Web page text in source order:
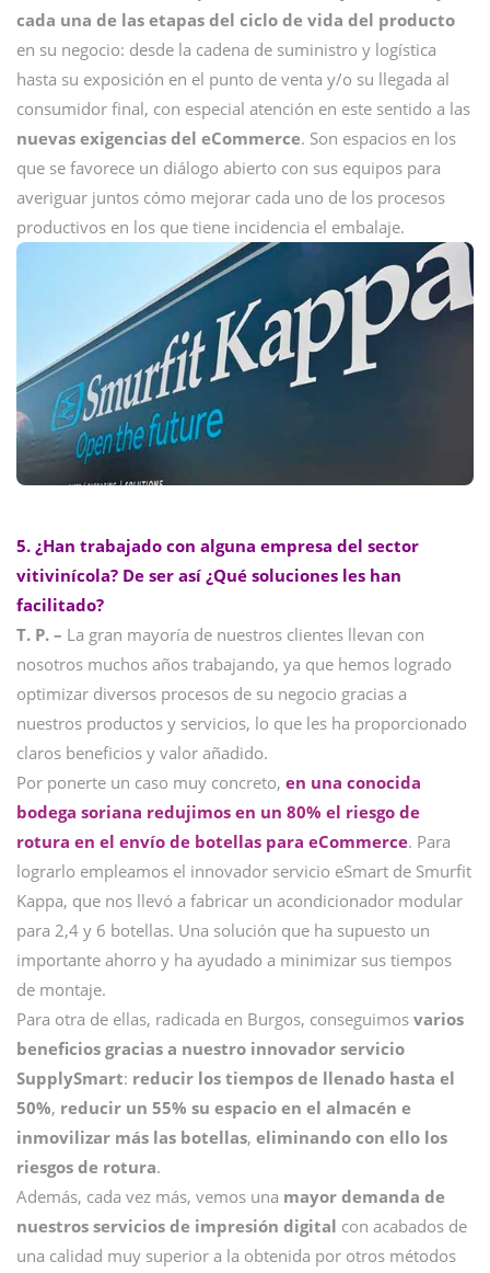
cada una de las etapas del ciclo de vida del producto
en su negocio: desde la cadena de suministro y logística
hasta su exposición en el punto de venta y/o su llegada al
consumidor final, con especial atención en este sentido a las
nuevas exigencias del eCommerce. Son espacios en los
que se favorece un diálogo abierto con sus equipos para
averiguar juntos cómo mejorar cada uno de los procesos
productivos en los que tiene incidencia el embalaje.
5. ¿Han trabajado con alguna empresa del sector
vitivinícola? De ser así ¿Qué soluciones les han
facilitado?
T. P. – La gran mayoría de nuestros clientes llevan con
nosotros muchos años trabajando, ya que hemos logrado
optimizar diversos procesos de su negocio gracias a
nuestros productos y servicios, lo que les ha proporcionado
claros beneficios y valor añadido.
Por ponerte un caso muy concreto, en una conocida
bodega soriana redujimos en un 80% el riesgo de
rotura en el envío de botellas para eCommerce. Para
lograrlo empleamos el innovador servicio eSmart de Smurﬁt
Kappa, que nos llevó a fabricar un acondicionador modular
para 2,4 y 6 botellas. Una solución que ha supuesto un
importante ahorro y ha ayudado a minimizar sus tiempos
de montaje.
Para otra de ellas, radicada en Burgos, conseguimos varios
beneficios gracias a nuestro innovador servicio
SupplySmart: reducir los tiempos de llenado hasta el
50%, reducir un 55% su espacio en el almacén e
inmovilizar más las botellas, eliminando con ello los
riesgos de rotura.
Además, cada vez más, vemos una mayor demanda de
nuestros servicios de impresión digital con acabados de
una calidad muy superior a la obtenida por otros métodos